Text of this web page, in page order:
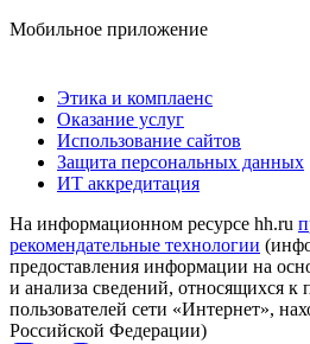
Мобильное приложение
Этика и комплаенс
Оказание услуг
Использование сайтов
Защита персональных данных
ИТ аккредитация
На информационном ресурсе hh.ru
рекомендательные технологии
предоставления информации на
и анализа сведений, относящихся к
пользователей сети «Интернет»,
Российской Федерации)